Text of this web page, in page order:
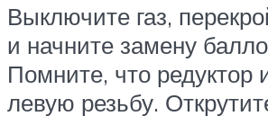
Выключите газ,
и начните замену
Помните, что редуктор
левую резьбу.